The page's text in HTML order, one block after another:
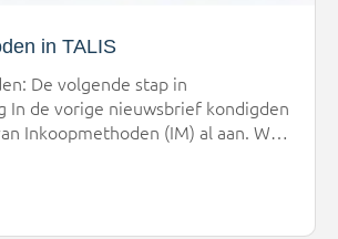
in TALIS
De volgende stap in
In de vorige nieuwsbrief kondigden
Inkoopmethoden (IM) al aan. We
we liggen op koers voor de
begin van Q2 2026. Testfase &